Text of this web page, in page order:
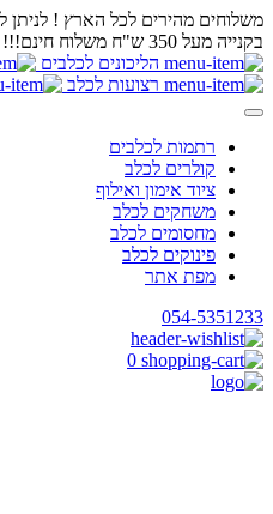
משלוחים מהירים לכל הארץ ! לניתן
בקנייה מעל 350 ש"ח משלוח חינם!!!
הליכונים לכלבים
רצועות לכלב
רתמות לכלבים
קולרים לכלב
ציוד אימון ואילוף
משחקים לכלב
מחסומים לכלב
פינוקים לכלב
מפת אתר
054-5351233
0